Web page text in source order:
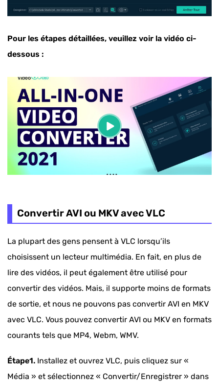
Pour les étapes détaillées, veuillez voir la vidéo ci-
dessous :
Convertir AVI ou MKV avec VLC
La plupart des gens pensent à VLC lorsqu’ils
choisissent un lecteur multimédia. En fait, en plus de
lire des vidéos, il peut également être utilisé pour
convertir des vidéos. Mais, il supporte moins de formats
de sortie, et nous ne pouvons pas convertir AVI en MKV
avec VLC. Vous pouvez convertir AVI ou MKV en formats
courants tels que MP4, Webm, WMV.
Étape1. Installez et ouvrez VLC, puis cliquez sur «
Média » et sélectionnez « Convertir/Enregistrer » dans